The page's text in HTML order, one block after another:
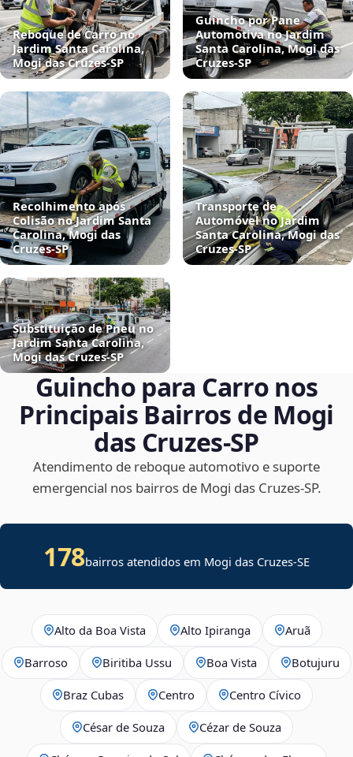
Reboque de Carro no
Jardim Santa Carolina,
Mogi das Cruzes‑SP
Guincho por Pane
Automotiva no Jardim
Santa Carolina, Mogi das
Cruzes‑SP
Recolhimento após
Colisão no Jardim Santa
Carolina, Mogi das
Cruzes‑SP
Transporte de
Automóvel no Jardim
Santa Carolina, Mogi das
Cruzes‑SP
Substituição de Pneu no
Jardim Santa Carolina,
Mogi das Cruzes‑SP
Guincho para Carro nos
Principais Bairros de Mogi
das Cruzes‑SP
Atendimento de reboque automotivo e suporte
emergencial nos bairros de Mogi das Cruzes‑SP.
178bairros atendidos em Mogi das Cruzes-SE
Alto da Boa Vista Alto Ipiranga Aruã
Barroso Biritiba Ussu Boa Vista Botujuru
Braz Cubas Centro Centro Cívico
César de Souza Cézar de Souza